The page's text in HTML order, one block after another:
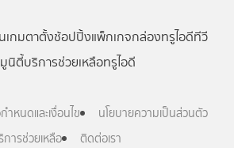
เกมตาตั้งช้อปปิ้งแพ็กเกจกล่องทรูไอดีทีวี
นิตี้บริการช่วยเหลือทรูไอดี
ำหนดและเงื่อนไข
นโยบายความเป็นส่วนตัว
การช่วยเหลือ
ติดต่อเรา